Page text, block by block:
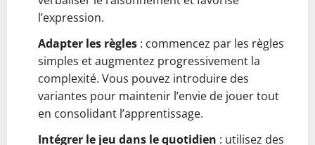
l’expression.
Adapter les règles : commencez par les règles
simples et augmentez progressivement la
complexité. Vous pouvez introduire des
variantes pour maintenir l’envie de jouer tout
en consolidant l’apprentissage.
Intégrer le jeu dans le quotidien : utilisez des